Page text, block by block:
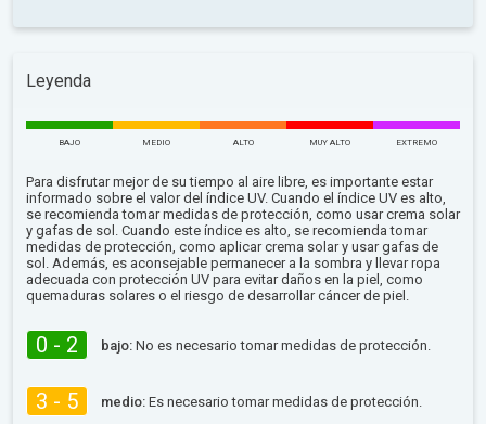
Leyenda
BAJO MEDIO ALTO MUY ALTO EXTREMO
Para disfrutar mejor de su tiempo al aire libre, es importante estar
informado sobre el valor del índice UV. Cuando el índice UV es alto,
se recomienda tomar medidas de protección, como usar crema solar
y gafas de sol. Cuando este índice es alto, se recomienda tomar
medidas de protección, como aplicar crema solar y usar gafas de
sol. Además, es aconsejable permanecer a la sombra y llevar ropa
adecuada con protección UV para evitar daños en la piel, como
quemaduras solares o el riesgo de desarrollar cáncer de piel.
0 - 2 bajo: No es necesario tomar medidas de protección.
3 - 5 medio: Es necesario tomar medidas de protección.